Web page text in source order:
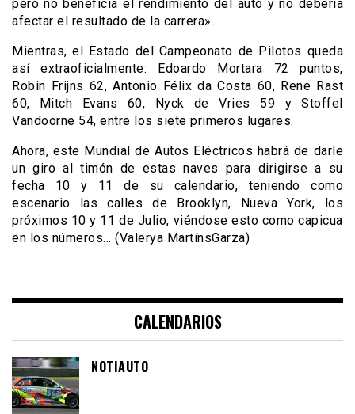
pero no beneficia el rendimiento del auto y no debería
afectar el resultado de la carrera».
Mientras, el Estado del Campeonato de Pilotos queda
así extraoficialmente: Edoardo Mortara 72 puntos,
Robin Frijns 62, Antonio Félix da Costa 60, Rene Rast
60, Mitch Evans 60, Nyck de Vries 59 y Stoffel
Vandoorne 54, entre los siete primeros lugares.
Ahora, este Mundial de Autos Eléctricos habrá de darle
un giro al timón de estas naves para dirigirse a su
fecha 10 y 11 de su calendario, teniendo como
escenario las calles de Brooklyn, Nueva York, los
próximos 10 y 11 de Julio, viéndose esto como capicua
en los números… (Valerya MartínsGarza)
CALENDARIOS
NOTIAUTO